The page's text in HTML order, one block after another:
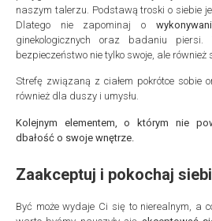
naszym talerzu. Podstawą troski o siebie
Dlatego nie zapominaj o
ginekologicznych oraz badaniu
bezpieczeństwo nie tylko swoje, ale również
Strefę związaną z ciałem pokrótce sobie
również dla duszy i umysłu.
Kolejnym elementem, o którym nie
dbałość o swoje wnętrze.
Zaakceptuj i pokochaj
Być może wydaje Ci się to nierealnym, a